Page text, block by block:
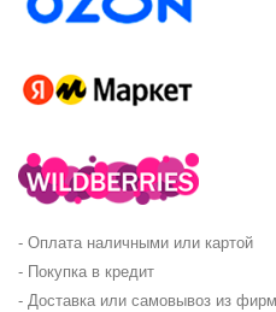
- Оплата наличными или картой
- Покупка в кредит
- Доставка или самовывоз из